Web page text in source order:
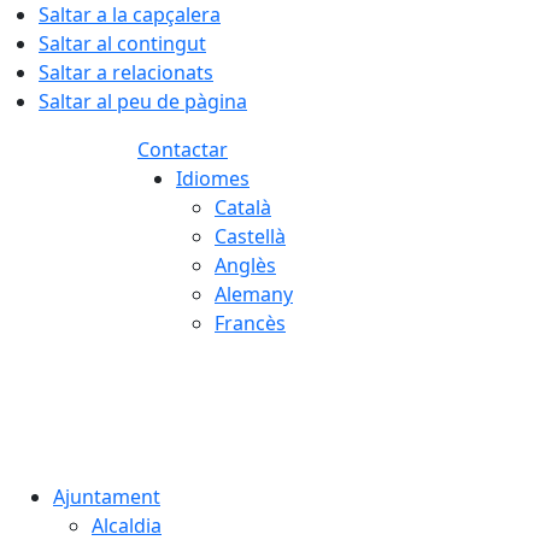
Saltar a la capçalera
Saltar al contingut
Saltar a relacionats
Saltar al peu de pàgina
Contactar
Idiomes
Català
Castellà
Anglès
Alemany
Francès
Ajuntament
Alcaldia